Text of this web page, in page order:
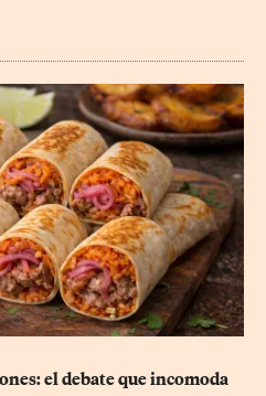
el debate que incomoda